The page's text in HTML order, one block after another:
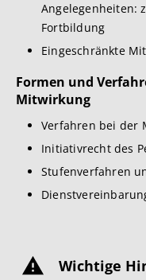
Angelegenheiten:
Fortbildung
Eingeschränkte
Formen und
Mitwirkung
Verfahren bei der
Initiativrecht des
Stufenverfahren
Wichtige